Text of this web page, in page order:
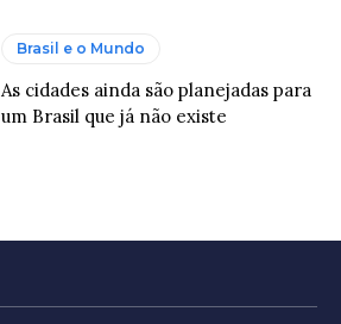
Brasil e o Mundo
As cidades ainda são planejadas para
um Brasil que já não existe